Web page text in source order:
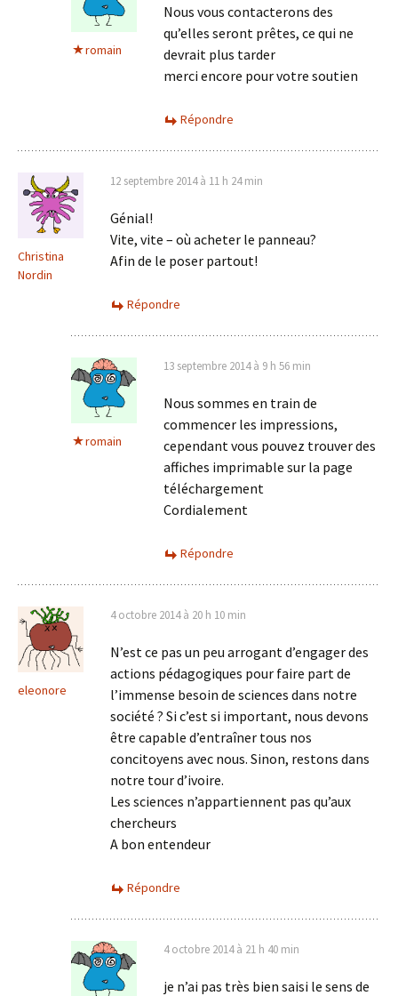
romain
Nous vous contacterons des
qu’elles seront prêtes, ce qui ne
devrait plus tarder
merci encore pour votre soutien
Répondre
Christina
Nordin
12 septembre 2014 à 11 h 24 min
Génial!
Vite, vite – où acheter le panneau?
Afin de le poser partout!
Répondre
romain
13 septembre 2014 à 9 h 56 min
Nous sommes en train de
commencer les impressions,
cependant vous pouvez trouver des
affiches imprimable sur la page
téléchargement
Cordialement
Répondre
eleonore
4 octobre 2014 à 20 h 10 min
N’est ce pas un peu arrogant d’engager des
actions pédagogiques pour faire part de
l’immense besoin de sciences dans notre
société ? Si c’est si important, nous devons
être capable d’entraîner tous nos
concitoyens avec nous. Sinon, restons dans
notre tour d’ivoire.
Les sciences n’appartiennent pas qu’aux
chercheurs
A bon entendeur
Répondre
4 octobre 2014 à 21 h 40 min
je n’ai pas très bien saisi le sens de